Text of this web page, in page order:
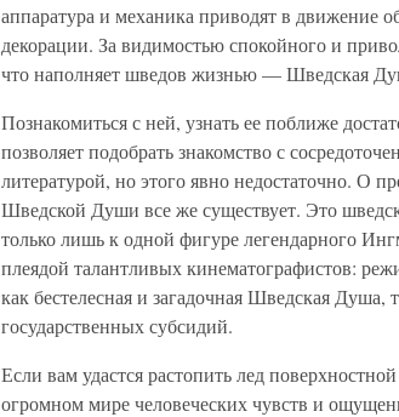
аппаратура и механика приводят в движение
декорации. За видимостью спокойного и
что наполняет шведов жизнью — Шведская
Познакомиться с ней, узнать ее поближе
позволяет подобрать знакомство с
литературой, но этого явно недостаточно. О
Шведской Души все же существует. Это
только лишь к одной фигуре легендарного
плеядой талантливых кинематографистов:
как бестелесная и загадочная Шведская Душа,
государственных субсидий.
Если вам удастся растопить лед
огромном мире человеческих чувств и